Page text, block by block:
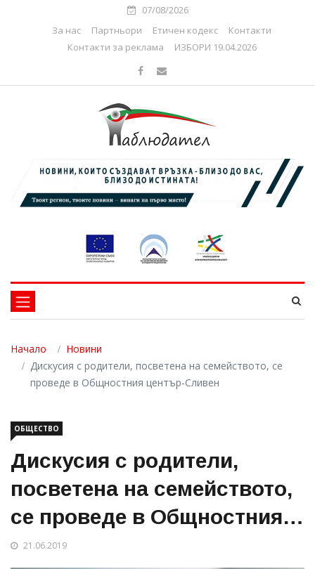
07/08/2026
За нас
Партньори Етичен кодекс
Контакти
Контакти за реклама
ИЗБОРИ 19.04.2026
Начало
Новини
Дискусия с родители, посветена на семейството, се
проведе в Общностния център-Сливен
ОБЩЕСТВО
Дискусия с родители,
посветена на семейството,
се проведе в Общностния
център-Сливен
21.06.2019